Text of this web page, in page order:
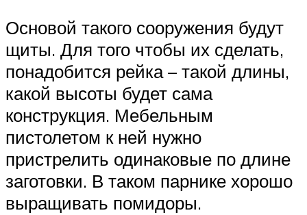
Основой такого сооружения будут
щиты. Для того чтобы их сделать,
понадобится рейка – такой длины,
какой высоты будет сама
конструкция. Мебельным
пистолетом к ней нужно
пристрелить одинаковые по длине
заготовки. В таком парнике хорошо
выращивать помидоры.